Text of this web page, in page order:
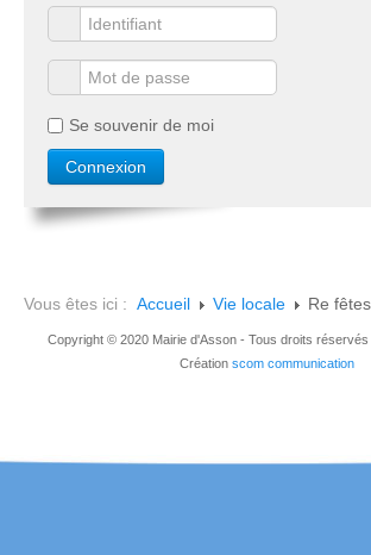
Se souvenir de moi
Vous êtes ici : Accueil Vie locale Re
Copyright © 2020 Mairie d'Asson - Tous droits réservés
Création scom communication